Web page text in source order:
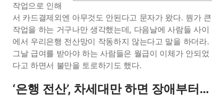
작업으로 인해
서 카드결제외엔 아무것도 안된다고 문자가 왔다. 뭔가 큰
작업을 하는 거구나만 생각했는데, 다음날에 사람들 사이
에서 우리은행 전산망이 작동하지 않는다고 말을 하더라.
그날 급여를 받아야 하는 사람들은 월급이 이체가 안되었
다고 하면서 불만을 토로하기도 했다.
‘은행 전산’, 차세대만 하면 장애부터…